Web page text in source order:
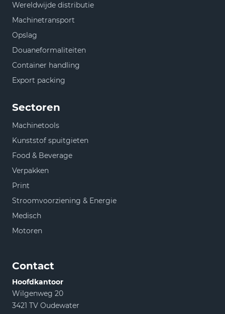
Wereldwijde distributie
Machinetransport
Opslag
Douaneformaliteiten
Container handling
Export packing
Sectoren
Machinetools
Kunststof spuitgieten
Food & Beverage
Verpakken
Print
Stroomvoorziening & Energie
Medisch
Motoren
Contact
Hoofdkantoor
Wilgenweg 20
3421 TV Oudewater